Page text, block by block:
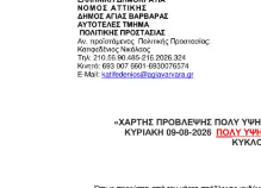
«Ό,τι μπορούσαμε κάναμε»,